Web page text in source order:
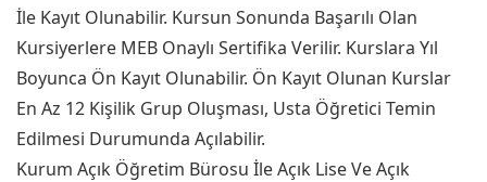
İle Kayıt Olunabilir. Kursun Sonunda Başarılı Olan
Kursiyerlere MEB Onaylı Sertifika Verilir. Kurslara Yıl
Boyunca Ön Kayıt Olunabilir. Ön Kayıt Olunan Kurslar
En Az 12 Kişilik Grup Oluşması, Usta Öğretici Temin
Edilmesi Durumunda Açılabilir.
Kurum Açık Öğretim Bürosu İle Açık Lise Ve Açık